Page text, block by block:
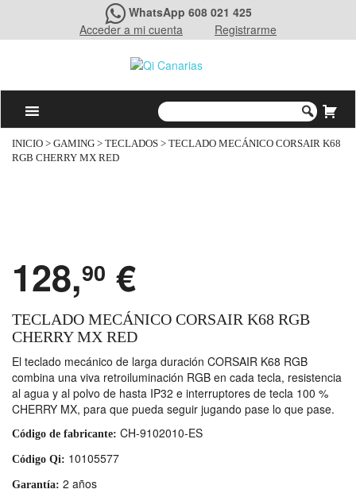
WhatsApp 608 021 425
Acceder a mi cuenta
Registrarme
INICIO > GAMING > TECLADOS > TECLADO MECÁNICO CORSAIR K68
RGB CHERRY MX RED
128,90 €
TECLADO MECÁNICO CORSAIR K68 RGB
CHERRY MX RED
El teclado mecánico de larga duración CORSAIR K68 RGB
combina una viva retroiluminación RGB en cada tecla, resistencia
al agua y al polvo de hasta IP32 e interruptores de tecla 100 %
CHERRY MX, para que pueda seguir jugando pase lo que pase.
Código de fabricante: CH-9102010-ES
Código Qi: 10105577
Garantía: 2 años